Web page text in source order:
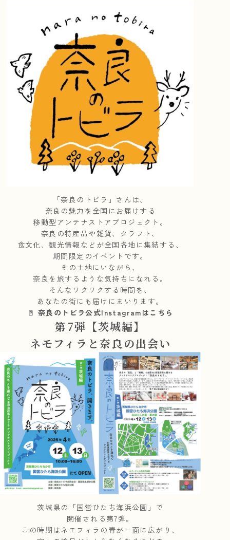
「奈良のトビラ」さんは、
奈良の魅力を全国にお届けする
移動型アンテナストアプロジェクト。
奈良の特産品や雑貨、クラフト、
食文化、観光情報などが全国各地に集結する、
期間限定のイベントです。
その土地にいながら、
奈良を旅するような気持ちになれる。
そんなワクワクする時間を、
あなたの街にも届けにまいります。
🚪 奈良のトビラ公式Instagramはこちら
第7弾【茨城編】
ネモフィラと奈良の出会い
茨城県の「国営ひたち海浜公園」で
開催される第7弾。
この時期はネモフィラの青が一面に広がり、